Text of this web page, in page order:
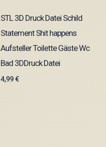
STL 3D Druck Datei Schild
Statement Shit happens
Aufsteller Toilette Gäste Wc
Bad 3DDruck Datei
4,99€